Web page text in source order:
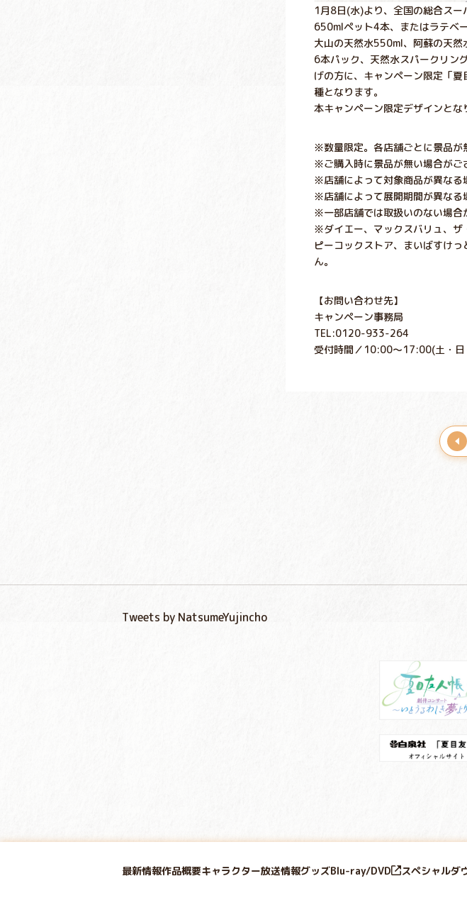
1月8日(水)より、全国の総合ス
650mlペット4本、またはラテベ
大山の天然水550ml、阿蘇の天
6本パック、天然水スパークリン
げの方に、キャンペーン限定「
種となります。
本キャンペーン限定デザインとな
※数量限定。各店舗ごとに景品が
※ご購入時に景品が無い場合がご
※店舗によって対象商品が異なる
※店舗によって展開期間が異なる
※一部店舗では取扱いのない場合
※ダイエー、マックスバリュ、ザ
ピーコックストア、まいばすけ
ん。
【お問い合わせ先】
キャンペーン事務局
TEL:0120-933-264
受付時間／10:00〜17:00(土・日
Tweets by NatsumeYujincho
最新情報作品概要キャラクター放送情報グッズBlu-ray/DVD スペシャルダ